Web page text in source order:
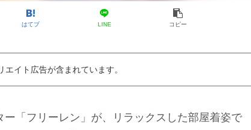
はてブ LINE コピー
エイト広告が含まれています。
ー「フリーレン」が、リラックスした部屋着姿で